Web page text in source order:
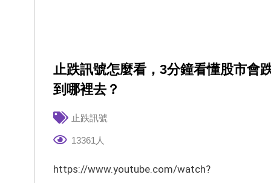
止跌訊號怎麼看，3分鐘看懂股市會
到哪裡去？
止跌訊號
13361人
https://www.youtube.com/watch?